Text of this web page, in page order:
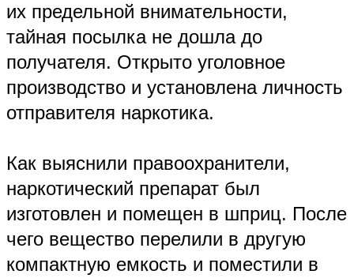
их предельной внимательности,
тайная посылка не дошла до
получателя. Открыто уголовное
производство и установлена личность
отправителя наркотика.
Как выяснили правоохранители,
наркотический препарат был
изготовлен и помещен в шприц. После
чего вещество перелили в другую
компактную емкость и поместили в